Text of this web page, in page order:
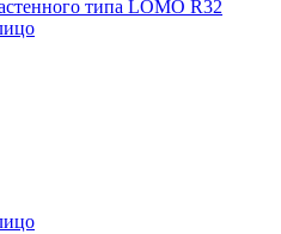
типа LOMO R32